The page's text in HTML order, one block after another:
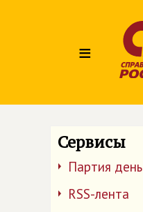
≡
Сервисы
Партия
RSS-лента